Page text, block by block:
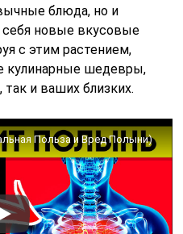
блюда, но и
новые вкусовые
с этим растением,
кулинарные шедевры,
и ваших близких.
Польза и Вред Полыни)